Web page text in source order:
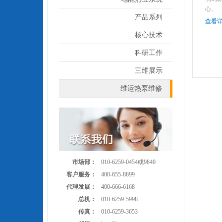
产品系列
核心技术
科研工作
三维展示
维运热泵维修
市场部：
010-6259-0454或9840
客户服务：
400-655-8899
代理发展：
400-666-6168
总机：
010-6259-5998
传真：
010-6259-3653
心。
查看